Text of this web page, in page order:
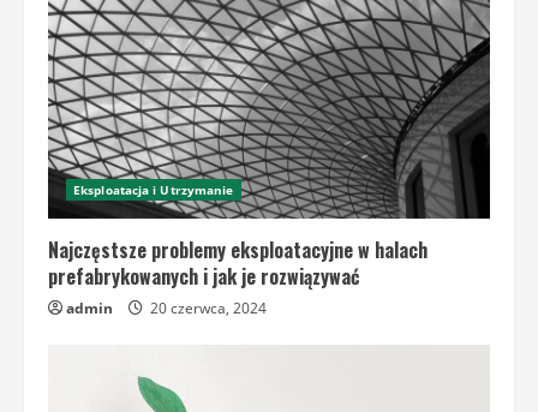
Eksploatacja i Utrzymanie
Najczęstsze problemy eksploatacyjne w halach
prefabrykowanych i jak je rozwiązywać
admin 20 czerwca, 2024